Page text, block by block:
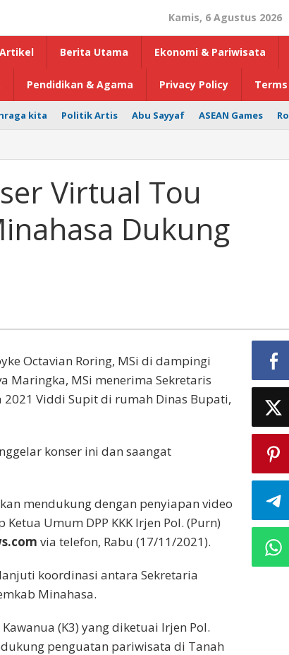
Kamis, 6 Agustus 2026
Artikel Berita Utama Ekonomi & Pariwisata
Pendidikan & Agama Privacy Policy
kita Politik Artis Abu Sayyaf ASEAN Games
Virtual Tou
Dukung
Octavian Roring, MSi di dampingi
Maringka, MSi menerima Sekretaris
2021 Viddi Supit di rumah Dinas Bupati,
konser ini dan saangat
mendukung dengan penyiapan video
Umum DPP KKK Irjen Pol. (Purn)
via telefon, Rabu (17/11/2021).
koordinasi antara Sekretaria
Minahasa.
(K3) yang diketuai Irjen Pol.
penguatan pariwisata di Tanah